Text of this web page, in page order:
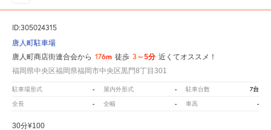
ID:305024315
唐人町駐車場
唐人町商店街連合会から 176m 徒歩 3～5分 近くてオススメ！
福岡県中央区福岡県福岡市中央区黒門8丁目301
駐車場形式 - 屋内外形式 - 駐車台数 7台
全長 - 全幅 - 車高 -
30分¥100